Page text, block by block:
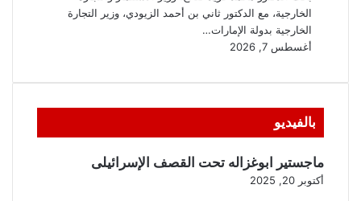
بالفيديو
ماجستير ابوغزاله تحت القصف الإسرائيلى
أكتوبر 20, 2025